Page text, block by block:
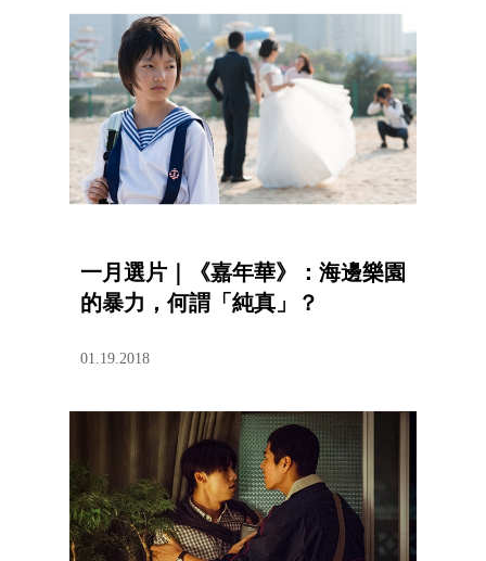
一月選片｜《嘉年華》：海邊樂園
的暴力，何謂「純真」？
01.19.2018